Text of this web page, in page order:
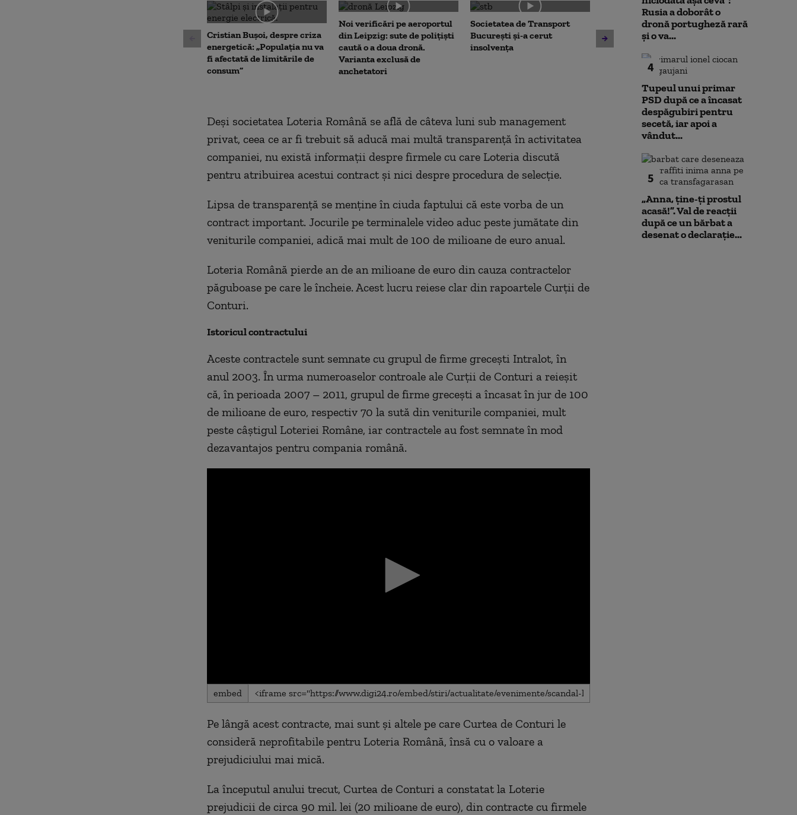
seconds Volume
90%
Cristian Bușoi, despre criza
energetică: „Populația nu va
fi afectată de limitările de
consum”
Noi verificări pe aeroportul
din Leipzig: sute de polițiști
caută o a doua dronă.
Varianta exclusă de
anchetatori
Societatea de Transport
București și-a cerut
insolvența
Avertisment de la Bruxelles
după scandalul centralelor
pe cărbune: „Blocarea
angajamentelor din PNRR
poate avea consecințe
financiare”
Noua lege a
Nu poți
Deşi societatea Loteria Română se află de câteva luni sub management
privat, ceea ce ar fi trebuit să aducă mai multă transparenţă în activitatea
companiei, nu există informaţii despre firmele cu care Loteria discută
pentru atribuirea acestui contract şi nici despre procedura de selecţie.
Lipsa de transparenţă se menţine în ciuda faptului că este vorba de un
contract important. Jocurile pe terminalele video aduc peste jumătate din
veniturile companiei, adică mai mult de 100 de milioane de euro anual.
Loteria Română pierde an de an milioane de euro din cauza contractelor
păguboase pe care le încheie. Acest lucru reiese clar din rapoartele Curţii de
Conturi.
Istoricul contractului
Aceste contractele sunt semnate cu grupul de firme grecești Intralot, în
anul 2003. În urma numeroaselor controale ale Curții de Conturi a reieșit
că, în perioada 2007 – 2011, grupul de firme grecești a încasat în jur de 100
de milioane de euro, respectiv 70 la sută din veniturile companiei, mult
peste câștigul Loteriei Române, iar contractele au fost semnate în mod
dezavantajos pentru compania română.
seconds
secondsVolume
embed
Pe lângă acest contracte, mai sunt și altele pe care Curtea de Conturi le
consideră neprofitabile pentru Loteria Română, însă cu o valoare a
prejudiciului mai mică.
La începutul anului trecut, Curtea de Conturi a constatat la Loterie
prejudicii de circa 90 mil. lei (20 milioane de euro), din contracte cu firmele
Rusia a doborât o
dronă portugheză rară
și o va...
4
Tupeul unui primar
PSD după ce a încasat
despăgubiri pentru
secetă, iar apoi a
vândut...
5
„Anna, ţine-ţi prostul
acasă!”. Val de reacții
după ce un bărbat a
desenat o declarație...